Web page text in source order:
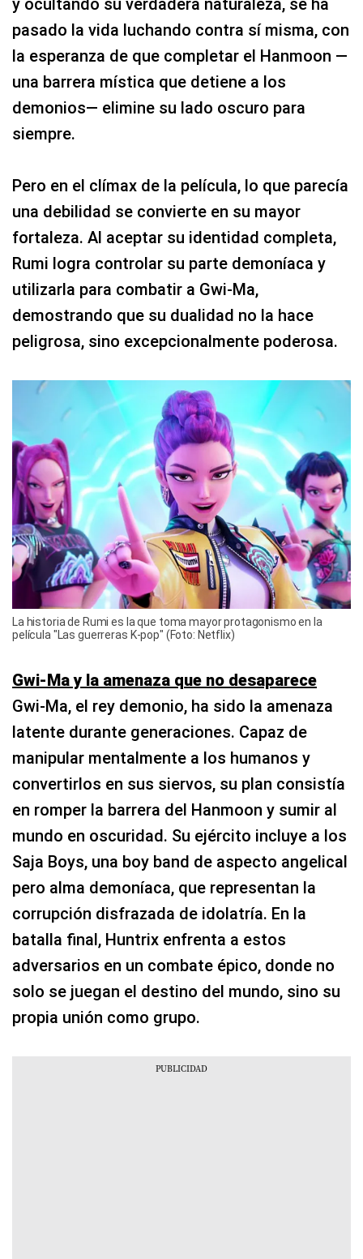
y ocultando su verdadera naturaleza, se ha
pasado la vida luchando contra sí misma, con
la esperanza de que completar el Hanmoon —
una barrera mística que detiene a los
demonios— elimine su lado oscuro para
siempre.
Pero en el clímax de la película, lo que parecía
una debilidad se convierte en su mayor
fortaleza. Al aceptar su identidad completa,
Rumi logra controlar su parte demoníaca y
utilizarla para combatir a Gwi-Ma,
demostrando que su dualidad no la hace
peligrosa, sino excepcionalmente poderosa.
La historia de Rumi es la que toma mayor protagonismo en la
película "Las guerreras K-pop" (Foto: Netflix)
Gwi-Ma y la amenaza que no desaparece
Gwi-Ma, el rey demonio, ha sido la amenaza
latente durante generaciones. Capaz de
manipular mentalmente a los humanos y
convertirlos en sus siervos, su plan consistía
en romper la barrera del Hanmoon y sumir al
mundo en oscuridad. Su ejército incluye a los
Saja Boys, una boy band de aspecto angelical
pero alma demoníaca, que representan la
corrupción disfrazada de idolatría. En la
batalla final, Huntrix enfrenta a estos
adversarios en un combate épico, donde no
solo se juegan el destino del mundo, sino su
propia unión como grupo.